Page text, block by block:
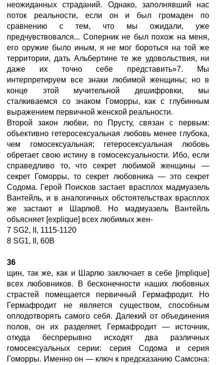
неожиданных страданий. Однако, заполнявший нас
поток реальности, если он и был громаден по
сравнению с тем, что мы ожидали, уже
предчувствовался... Соперник не был похож на меня,
его оружие было иным, я не мог бороться на той же
территории, дать Альбертине те же удовольствия, ни
даже их точно себе представить»7. Мы
интерпретируем все знаки любимой женщины; но в
конце этой мучительной дешифровки, мы
сталкиваемся со знаком Гоморры, как с глубинным
выражением первичной женской реальности.
Второй закон любви, по Прусту, связан с первым:
объективно гетеросексуальная любовь менее глубока,
чем гомосексуальная; гетеросексуальная любовь
обретает свою истину в гомосексуальности. Ибо, если
справедливо то, что секрет любимой женщины —
секрет Гоморры, то секрет любовника — это секрет
Содома. Герой Поисков застает врасплох мадмуазель
Вантейль, и в аналогичных обстоятельствах врасплох
же застают и Шарлю8. Но мадмуазель Вантейль
объясняет [explique] всех любимых жен-
7 SG2, II, 1115-1120
8 SG1, II, 60В
36
щин, так же, как и Шарлю заключает в себе [implique]
всех любовников. В бесконечности наших любовных
страстей помещается первичный Гермафродит. Но
Гермафродит не является существом, способным
оплодотворять самого себя. Далекий от объединения
полов, он их разделяет, Гермафродит — источник,
откуда беспрерывно исходят два различных
гомосексуальных серии: серия Содома и серия
Гоморры. Именно он — ключ к предсказанию Самсона: